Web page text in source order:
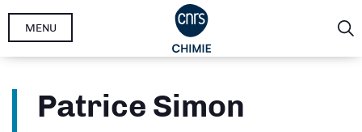
Aller
MENU
Patrice Simon